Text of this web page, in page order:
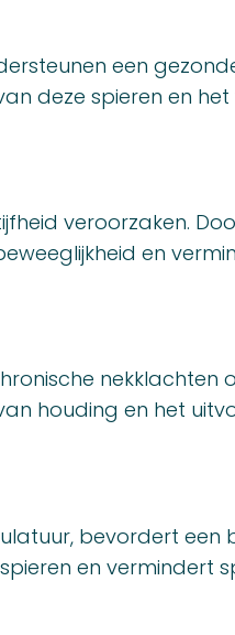
een
deze spieren en
veroorzaken.
en
nekklachten
houding en het
bevordert een
en vermindert